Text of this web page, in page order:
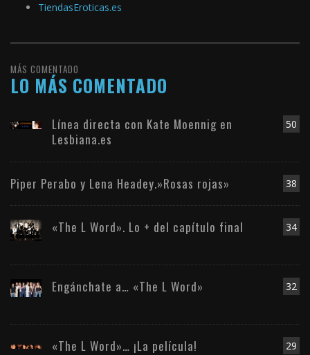
TiendasEroticas.es
MÁS COMENTADO
LO MÁS COMENTADO
50
Línea directa con Kate Moennig en
Lesbiana.es
38
Piper Perabo y Lena Headey.»Rosas rojas»
34
«The L Word». Lo + del capítulo final
32
Engánchate a… «The L Word»
29
«The L Word»… ¡La película!